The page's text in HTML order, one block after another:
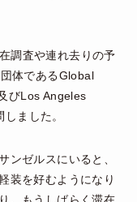
調査や連れ去りの予
体であるGlobal
びLos Angeles
ました。
ンゼルスにいると、
装を好むようになり